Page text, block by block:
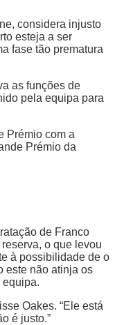
considera injusto
esteja a ser
fase tão prematura
as funções de
pela equipa para
Prémio com a
Prémio da
de Franco
o que levou
à possibilidade de o
este não atinja os
Oakes. “Ele está
é justo.”